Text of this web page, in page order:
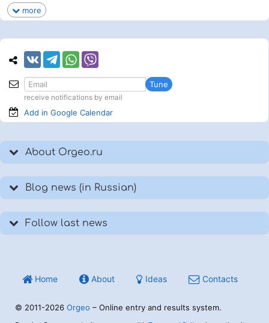
more
Tune
receive notifications by email
Add in Google Calendar
About Orgeo.ru
Blog news (in Russian)
Follow last news
Home About Ideas Contacts
© 2011-2026 Orgeo – Online entry and results system.